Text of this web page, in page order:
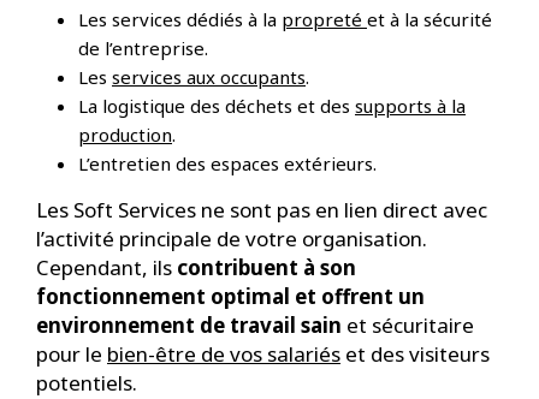
Les services dédiés à la propreté et à la sécurité
de l’entreprise.
Les services aux occupants.
La logistique des déchets et des supports à la
production.
L’entretien des espaces extérieurs.
Les Soft Services ne sont pas en lien direct avec
l’activité principale de votre organisation.
Cependant, ils contribuent à son
fonctionnement optimal et offrent un
environnement de travail sain et sécuritaire
pour le bien-être de vos salariés et des visiteurs
potentiels.